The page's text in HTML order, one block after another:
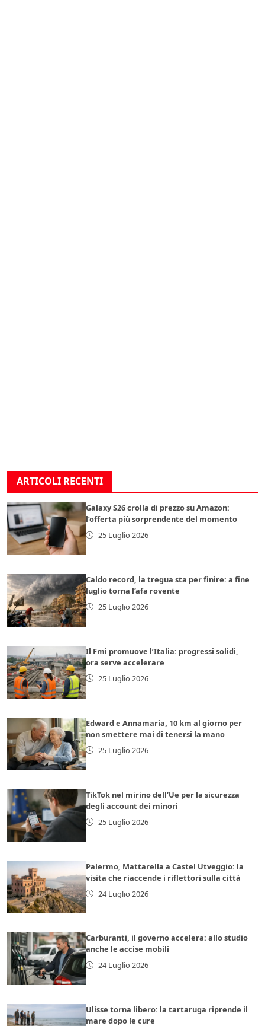
ARTICOLI RECENTI
Galaxy S26 crolla di prezzo su Amazon:
l’offerta più sorprendente del momento
25 Luglio 2026
Caldo record, la tregua sta per finire: a fine
luglio torna l’afa rovente
25 Luglio 2026
Il Fmi promuove l’Italia: progressi solidi,
ora serve accelerare
25 Luglio 2026
Edward e Annamaria, 10 km al giorno per
non smettere mai di tenersi la mano
25 Luglio 2026
TikTok nel mirino dell’Ue per la sicurezza
degli account dei minori
25 Luglio 2026
Palermo, Mattarella a Castel Utveggio: la
visita che riaccende i riflettori sulla città
24 Luglio 2026
Carburanti, il governo accelera: allo studio
anche le accise mobili
24 Luglio 2026
Ulisse torna libero: la tartaruga riprende il
mare dopo le cure